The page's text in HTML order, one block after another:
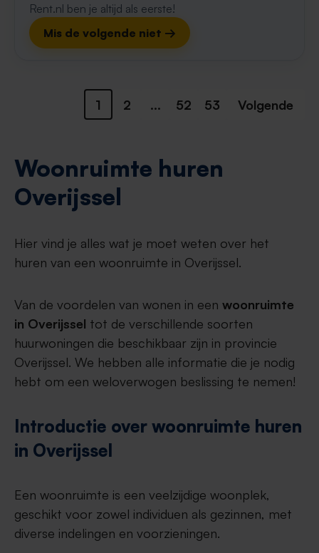
Rent.nl ben je altijd als eerste!
Mis de volgende niet →
1 2 ... 52 53 Volgende
Woonruimte huren
Overijssel
Hier vind je alles wat je moet weten over het
huren van een woonruimte in Overijssel.
Van de voordelen van wonen in een woonruimte
in Overijssel tot de verschillende soorten
huurwoningen die beschikbaar zijn in provincie
Overijssel. We hebben alle informatie die je nodig
hebt om een weloverwogen beslissing te nemen!
Introductie over woonruimte huren
in Overijssel
Een woonruimte is een veelzijdige woonplek,
geschikt voor zowel individuen als gezinnen, met
diverse indelingen en voorzieningen.